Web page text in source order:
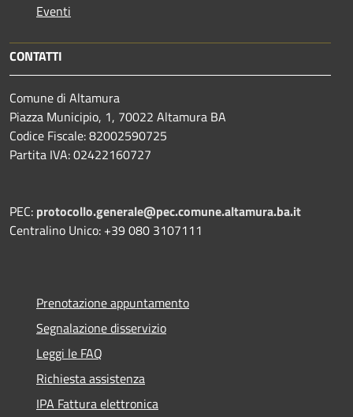
Eventi
CONTATTI
Comune di Altamura
Piazza Municipio, 1, 70022 Altamura BA
Codice Fiscale: 82002590725
Partita IVA: 02422160727
PEC: protocollo.generale@pec.comune.altamura.ba.it
Centralino Unico: +39 080 3107111
Prenotazione appuntamento
Segnalazione disservizio
Leggi le FAQ
Richiesta assistenza
IPA Fattura elettronica